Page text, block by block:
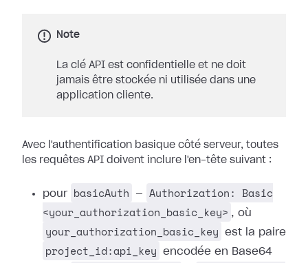
Note
La clé API est confidentielle et ne doit
jamais être stockée ni utilisée dans une
application cliente.
Avec l'authentification basique côté serveur, toutes
les requêtes API doivent inclure l'en-tête suivant :
pour basicAuth —
Authorization: Basic
<your_authorization_basic_key> , où
your_authorization_basic_key est la paire
project_id:api_key
encodée en Base64